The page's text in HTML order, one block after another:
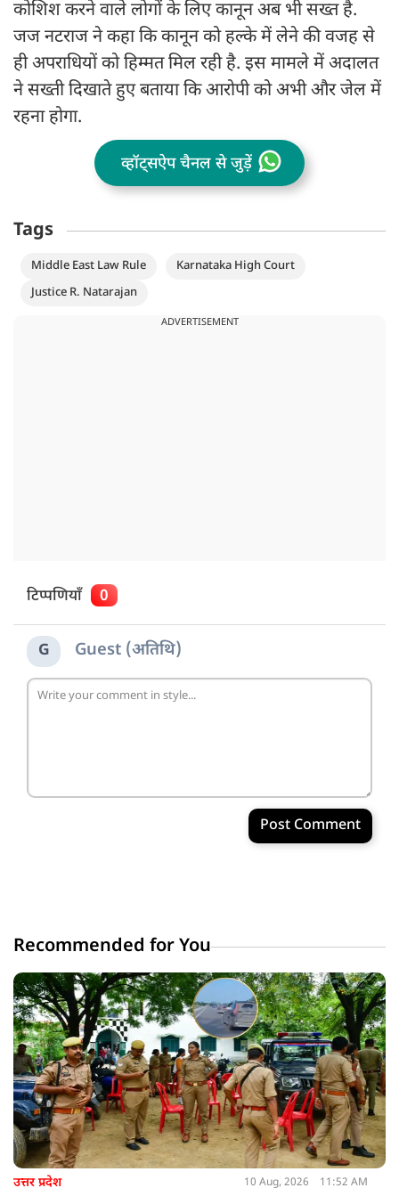
कोशिश करने वाले लोगों के लिए कानून अब भी सख्त है.
जज नटराज ने कहा कि कानून को हल्के में लेने की वजह से
ही अपराधियों को हिम्मत मिल रही है. इस मामले में अदालत
ने सख्ती दिखाते हुए बताया कि आरोपी को अभी और जेल में
रहना होगा.
व्हॉट्सऐप चैनल से जुड़ें
Tags
Middle East Law Rule
Karnataka High Court
Justice R. Natarajan
ADVERTISEMENT
टिप्पणियाँ 0
G Guest (अतिथि)
Post Comment
Recommended for You
उत्तर प्रदेश 10 Aug, 2026 11:52 AM